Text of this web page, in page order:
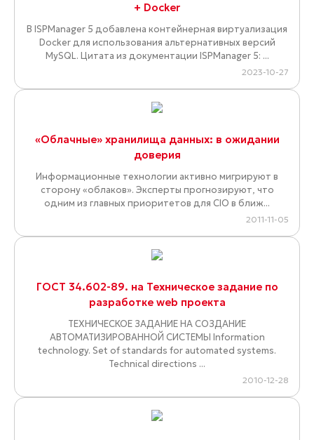
+ Docker
В ISPManager 5 добавлена контейнерная виртуализация
Docker для использования альтернативных версий
MySQL. Цитата из документации ISPManager 5: ...
2023-10-27
«Облачные» хранилища данных: в ожидании
доверия
Информационные технологии активно мигрируют в
сторону «облаков». Эксперты прогнозируют, что
одним из главных приоритетов для CIO в ближ...
2011-11-05
ГОСТ 34.602-89. на Техническое задание по
разработке web проекта
ТЕХНИЧЕСКОЕ ЗАДАНИЕ НА СОЗДАНИЕ
АВТОМАТИЗИРОВАННОЙ СИСТЕМЫ Information
technology. Set of standards for automated systems.
Technical directions ...
2010-12-28